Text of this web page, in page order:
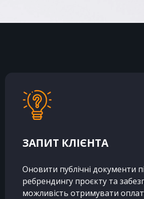
ЗАПИТ КЛІЄНТА
Оновити публічні документи
ребрендингу проєкту та
можливість отримувати